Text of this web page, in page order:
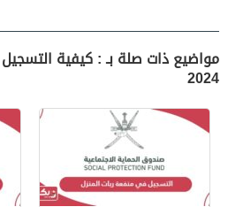
مواضيع ذات صلة بـ : كيفية
2024